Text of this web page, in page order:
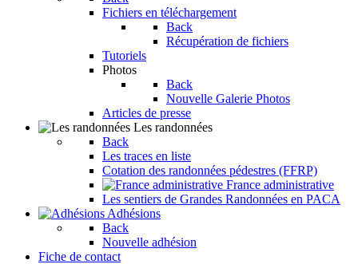
Fichiers en téléchargement
Back
Récupération de fichiers
Tutoriels
Photos
Back
Nouvelle Galerie Photos
Articles de presse
Les randonnées
Back
Les traces en liste
Cotation des randonnées pédestres (FFRP)
France administrative
Les sentiers de Grandes Randonnées en PACA
Adhésions
Back
Nouvelle adhésion
Fiche de contact